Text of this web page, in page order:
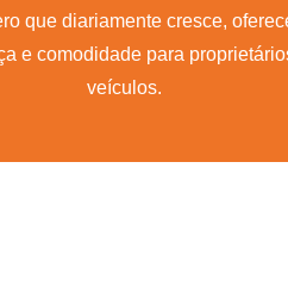
que diariamente cresce,
e comodidade para
veículos.